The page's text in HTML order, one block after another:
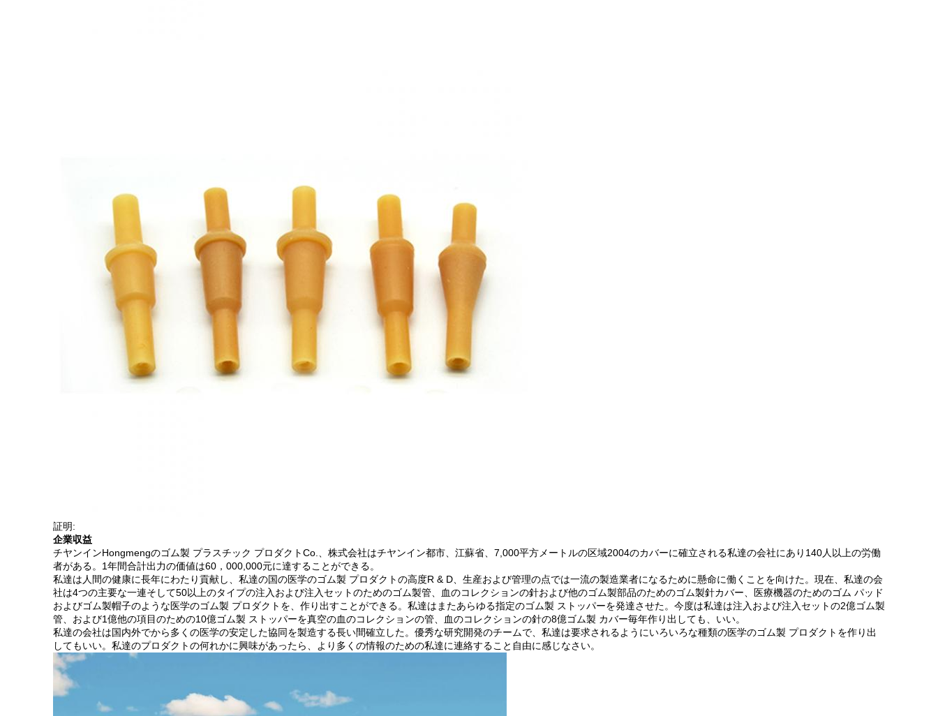
証明:
企業収益
チヤンインHongmengのゴム製 プラスチック プロダクトCo.、株式会社はチヤンイン都市、江蘇省、7,000平方メートルの区域2004のカバーに確立される私達の会社にあり140人以上の労働
者がある。1年間合計出力の価値は60，000,000元に達することができる。
私達は人間の健康に長年にわたり貢献し、私達の国の医学のゴム製 プロダクトの高度R & D、生産および管理の点では一流の製造業者になるために懸命に働くことを向けた。現在、私達の会
社は4つの主要な一連そして50以上のタイプの注入および注入セットのためのゴム製管、血のコレクションの針および他のゴム製部品のためのゴム製針カバー、医療機器のためのゴム パッド
およびゴム製帽子のような医学のゴム製 プロダクトを、作り出すことができる。私達はまたあらゆる指定のゴム製 ストッパーを発達させた。今度は私達は注入および注入セットの2億ゴム製
管、および1億他の項目のための10億ゴム製 ストッパーを真空の血のコレクションの管、血のコレクションの針の8億ゴム製 カバー毎年作り出しても、いい。
私達の会社は国内外でから多くの医学の安定した協同を製造する長い間確立した。優秀な研究開発のチームで、私達は要求されるようにいろいろな種類の医学のゴム製 プロダクトを作り出
してもいい。私達のプロダクトの何れかに興味があったら、より多くの情報のための私達に連絡すること自由に感じなさい。